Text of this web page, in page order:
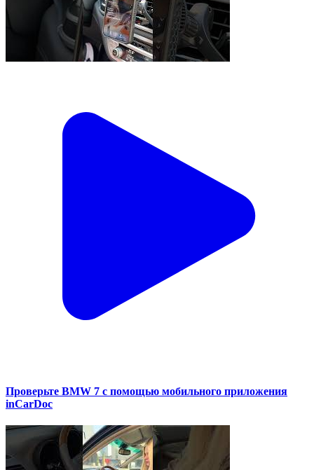
Проверьте BMW 7 с помощью мобильного приложения
inCarDoc